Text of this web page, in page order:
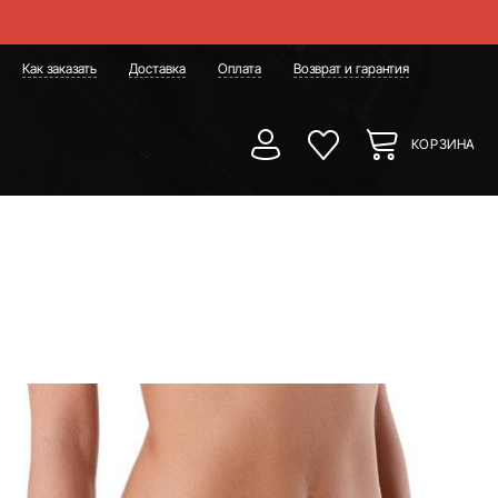
Как заказать Доставка Оплата Возврат и гарантия
КОРЗИНА